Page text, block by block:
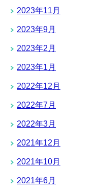
2023年11月
2023年9月
2023年2月
2023年1月
2022年12月
2022年7月
2022年3月
2021年12月
2021年10月
2021年6月